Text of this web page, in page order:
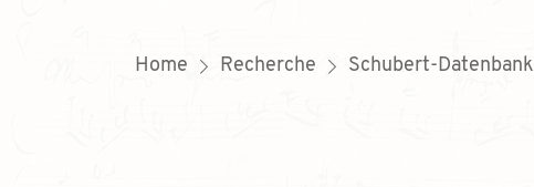
Home Recherche Schubert-Datenbank